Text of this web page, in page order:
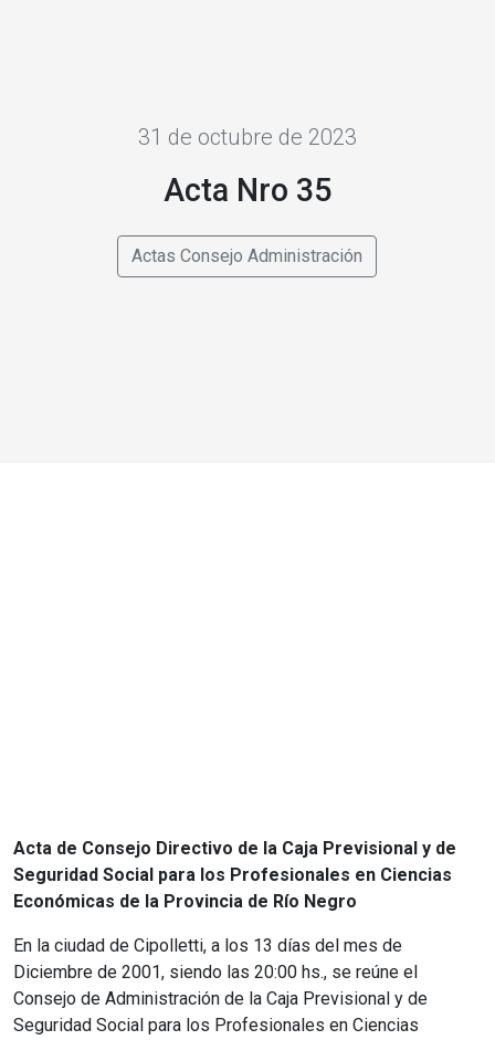
31 de octubre de 2023
Acta Nro 35
Actas Consejo Administración
Acta de Consejo Directivo de la Caja Previsional y de
Seguridad Social para los Profesionales en Ciencias
Económicas de la Provincia de Río Negro
En la ciudad de Cipolletti, a los 13 días del mes de
Diciembre de 2001, siendo las 20:00 hs., se reúne el
Consejo de Administración de la Caja Previsional y de
Seguridad Social para los Profesionales en Ciencias